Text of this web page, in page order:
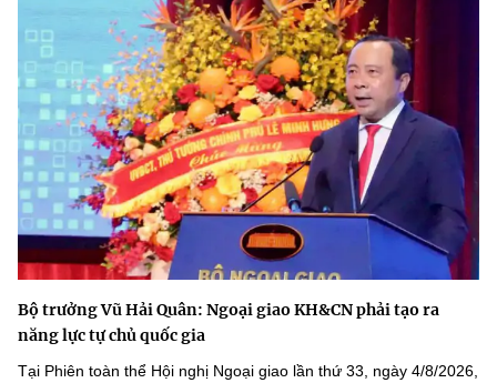
Bộ trưởng Vũ Hải Quân: Ngoại giao KH&CN phải tạo ra
năng lực tự chủ quốc gia
Tại Phiên toàn thể Hội nghị Ngoại giao lần thứ 33, ngày 4/8/2026,